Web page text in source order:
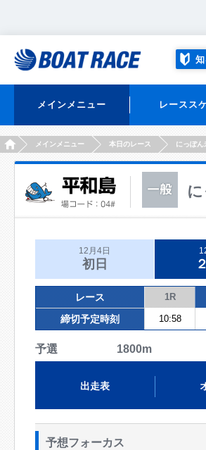
メインメニュー レースス
HOMEメインメニュー 本日のレース にっぽん
12月4日
初日
レース 1R
締切予定時刻 10:58
予選 1800m
出走表
予想フォーカス